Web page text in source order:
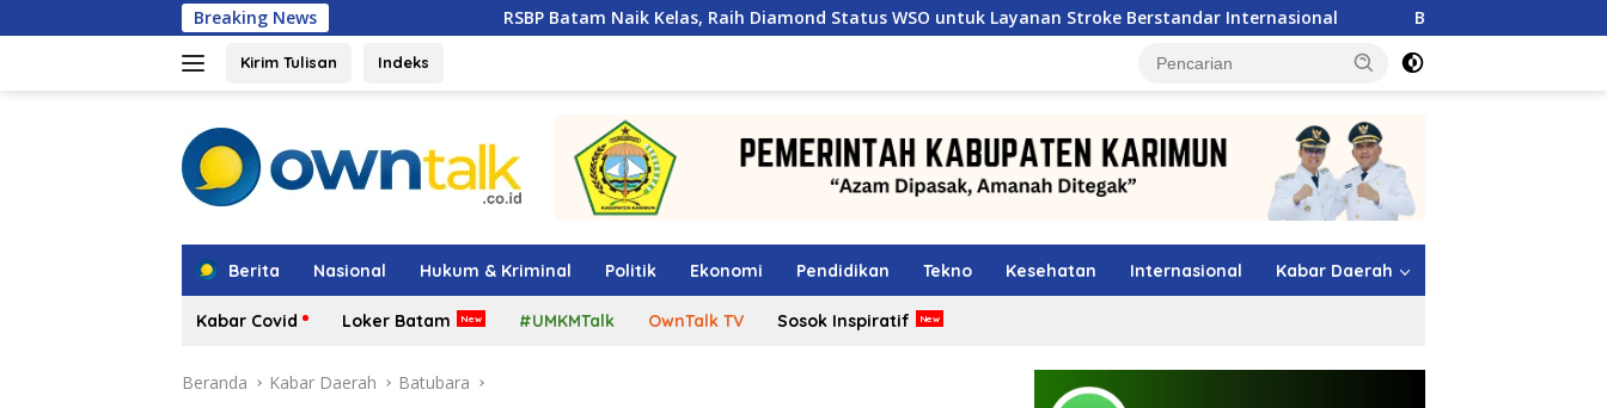
ke
Breaking News RSBP Batam Naik Kelas, Raih Diamond Status WSO untuk Layanan Stroke Berstandar Internasional BP Batam Siapkan Bibit Pesepak Bola
Kirim Tulisan Indeks
Berita Nasional Hukum & Kriminal Politik Ekonomi Pendidikan Tekno Kesehatan Internasional Kabar Daerah
Kabar Covid Loker Batam #UMKMTalk OwnTalk TV Sosok Inspiratif
Beranda Kabar Daerah Batubara